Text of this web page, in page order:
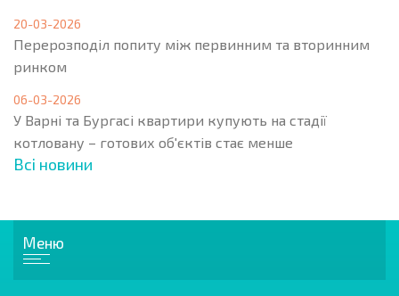
20-03-2026
Перерозподіл попиту між первинним та вторинним
ринком
06-03-2026
У Варні та Бургасі квартири купують на стадії
котловану – готових об'єктів стає менше
Всі новини
Меню